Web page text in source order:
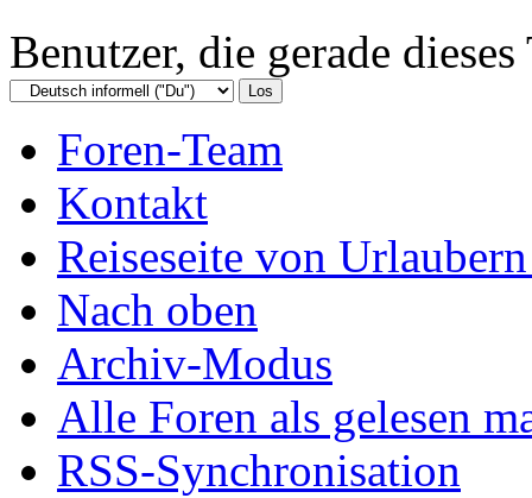
Benutzer, die gerade
Foren-Team
Kontakt
Reiseseite von
Nach oben
Archiv-Modus
Alle Foren als gelesen
RSS-Synchronisation